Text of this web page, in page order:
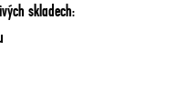
skladech: